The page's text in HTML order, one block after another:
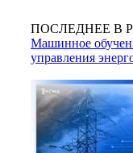
ПОСЛЕДНЕЕ В
Машинное
управления